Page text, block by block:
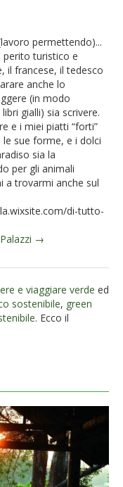
permettendo)...
turistico e
il francese, il tedesco
anche lo
(in modo
gialli) sia scrivere.
e i miei piatti “forti”
sue forme, e i dolci
sia la
per gli animali
a trovarmi anche sul
di-tutto-
→
e viaggiare verde ed
sostenibile, green
. Ecco il